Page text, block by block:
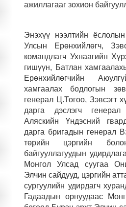
ажиллагааг зохион
Энэхүү нээлтийн
Улсын Ерөнхийлөгч,
командлагч Ухнаагийн
гишүүн, Батлан
Ерөнхийлөгчийн
хамгаалах бодлогын
генерал Ц.Тогоо, Зэвсэгт
дарга дэслэгч
Аляскийн Үндэсний
дарга бригадын
төрийн цэргийн
байгууллагуудын удирдлага
Монгол Улсад суугаа
Элчин сайдууд, цэргийн
сургуулийн удирдагч
Гадаадын орнуудаас